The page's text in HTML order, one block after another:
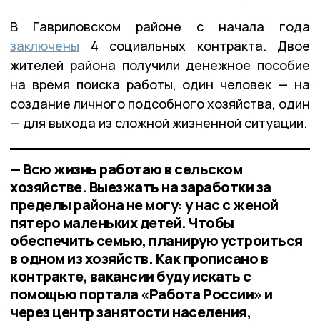
В Гавриловском районе с начала года
заключены 4 социальных контракта. Двое
жителей района получили денежное пособие
на время поиска работы, один человек — на
создание личного подсобного хозяйства, один
— для выхода из сложной жизненной ситуации.
— Всю жизнь работаю в сельском
хозяйстве. Выезжать на заработки за
пределы района не могу: у нас с женой
пятеро маленьких детей. Чтобы
обеспечить семью, планирую устроиться
в одном из хозяйств. Как прописано в
контракте, вакансии буду искать с
помощью портала «Работа России» и
через центр занятости населения,